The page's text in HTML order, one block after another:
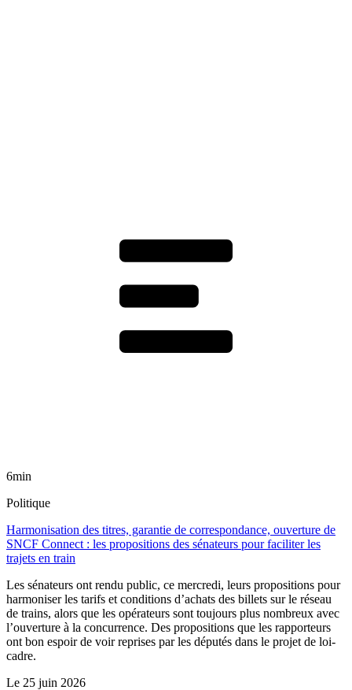
6min
Politique
Harmonisation des titres, garantie de correspondance, ouverture de
SNCF Connect : les propositions des sénateurs pour faciliter les
trajets en train
Les sénateurs ont rendu public, ce mercredi, leurs propositions pour
harmoniser les tarifs et conditions d’achats des billets sur le réseau
de trains, alors que les opérateurs sont toujours plus nombreux avec
l’ouverture à la concurrence. Des propositions que les rapporteurs
ont bon espoir de voir reprises par les députés dans le projet de loi-
cadre.
Le 25 juin 2026